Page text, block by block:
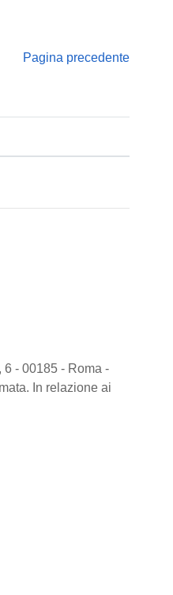
Pagina precedente
- 00185 - Roma -
In relazione ai